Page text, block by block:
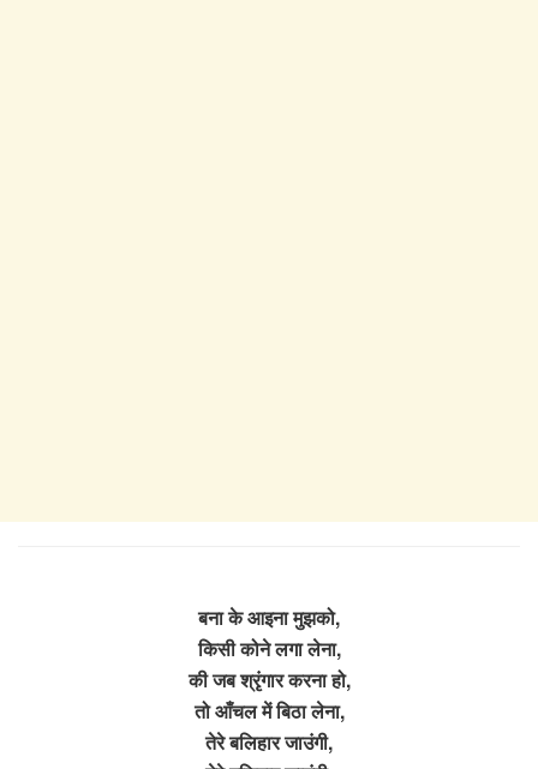
बना के आइना मुझको,
किसी कोने लगा लेना,
की जब श्रृंगार करना हो,
तो आँचल में बिठा लेना,
तेरे बलिहार जाउंगी,